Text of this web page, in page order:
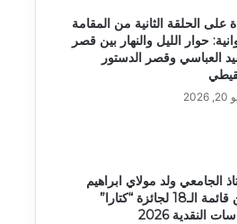
على الحلقة الثانية من المقامة
حوار الليل والنهار بين قصر
العباسي وقصر الدستور
الجامعي ولد مولاي ابراهيم
ضمن قائمة الـ18 لجائزة “كتارا”
النقدية 2026